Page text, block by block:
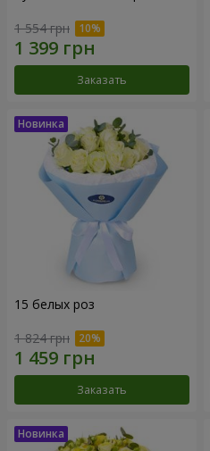
1 554 грн
Заказать
15 белых роз
1 824 грн
Заказать